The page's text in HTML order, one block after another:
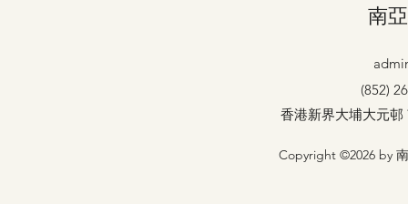
南
(852)
香港新界大埔大元
Copyright ©2026 by